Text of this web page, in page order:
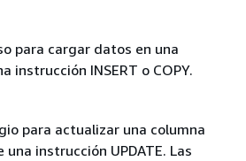
para cargar datos en una
instrucción INSERT o COPY.
para actualizar una columna
instrucción UPDATE. Las